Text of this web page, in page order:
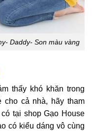
Daddy- Son màu vàng
thấy khó khăn trong
cho cả nhà, hãy tham
tại shop Gạo House
có kiểu dáng vô cùng